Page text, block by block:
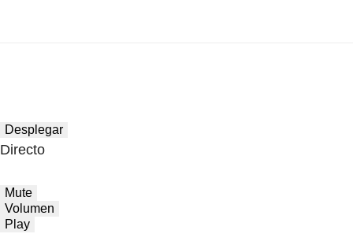
Desplegar
Directo
Mute
Volumen
Play